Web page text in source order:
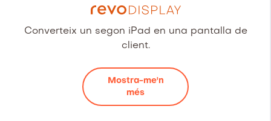
Converteix un segon iPad en una pantalla de
client.
Mostra-me'n
més